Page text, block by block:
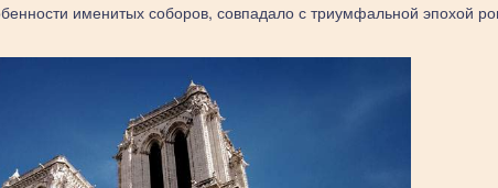
именитых соборов, совпадало с триумфальной эпохой